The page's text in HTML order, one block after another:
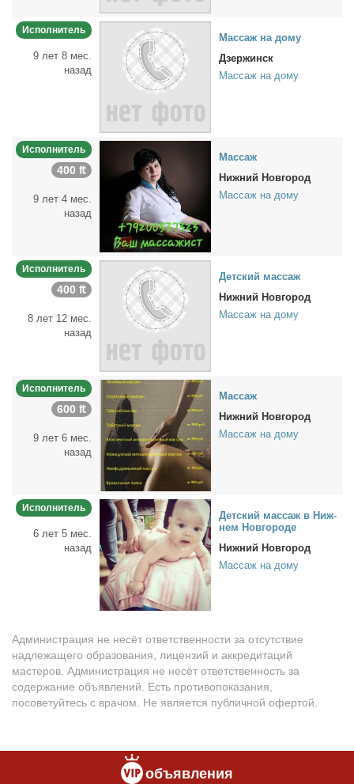
Исполнитель
9 лет 8 мес.
назад
Мас­саж на до­му
Дзержинск
Массаж на дому
Исполнитель
400 ₶
9 лет 4 мес.
назад
Мас­саж
Нижний Новгород
Массаж на дому
Исполнитель
400 ₶
8 лет 12 мес.
назад
Дет­ский мас­саж
Нижний Новгород
Массаж на дому
Исполнитель
600 ₶
9 лет 6 мес.
назад
Мас­саж
Нижний Новгород
Массаж на дому
Исполнитель
6 лет 5 мес.
назад
Дет­ский мас­саж в Ниж­
нем Нов­го­ро­де
Нижний Новгород
Массаж на дому
Администрация не несёт ответственности за отсутствие
надлежащего образования, лицензий и аккредитаций
мастеров. Администрация не несёт ответственность за
содержание объявлений. Есть противопоказания,
посоветуйтесь с врачом. Не является публичной офертой.
объявления